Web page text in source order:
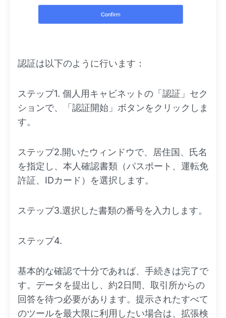
認証は以下のように行います：
ステップ1. 個人用キャビネットの「認証」セク
ションで、「認証開始」ボタンをクリックしま
す。
ステップ2.開いたウィンドウで、居住国、氏名
を指定し、本人確認書類（パスポート、運転免
許証、IDカード）を選択します。
ステップ3.選択した書類の番号を入力します。
ステップ4.
基本的な確認で十分であれば、手続きは完了で
す。データを提出し、約2日間、取引所からの
回答を待つ必要があります。提示されたすべて
のツールを最大限に利用したい場合は、拡張検